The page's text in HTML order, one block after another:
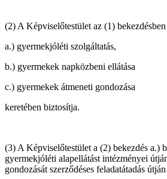
(2) A Képviselőtestület az (1)
a.) gyermekjóléti szolgáltatás,
b.) gyermekek napközbeni ellátása
c.) gyermekek átmeneti gondozása
keretében biztosítja.
(3) A Képviselőtestület a (2) bekezdés a.)
gyermekjóléti alapellátást intézményei
gondozását szerződéses feladatátadás